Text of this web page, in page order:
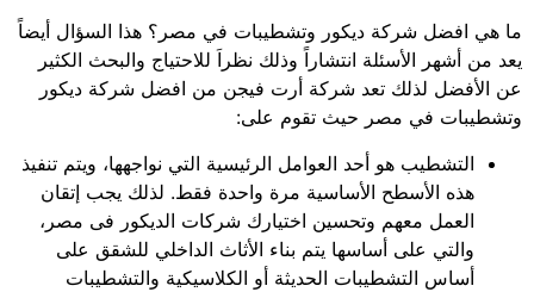
ما هي افضل شركة ديكور وتشطيبات في مصر؟ هذا السؤال أيضاً
يعد من أشهر الأسئلة انتشاراً وذلك نظراَ للاحتياج والبحث الكثير
عن الأفضل لذلك تعد شركة أرت فيجن من افضل شركة ديكور
وتشطيبات في مصر حيث تقوم على:
التشطيب هو أحد العوامل الرئيسية التي نواجهها، ويتم تنفيذ
هذه الأسطح الأساسية مرة واحدة فقط. لذلك يجب إتقان
العمل معهم وتحسين اختيارك شركات الديكور فى مصر،
والتي على أساسها يتم بناء الأثاث الداخلي للشقق على
أساس التشطيبات الحديثة أو الكلاسيكية والتشطيبات